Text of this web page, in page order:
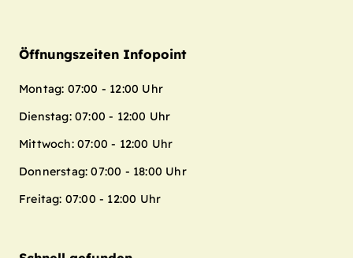
Öffnungszeiten Infopoint
Montag: 07:00 - 12:00 Uhr
Dienstag: 07:00 - 12:00 Uhr
Mittwoch: 07:00 - 12:00 Uhr
Donnerstag: 07:00 - 18:00 Uhr
Freitag: 07:00 - 12:00 Uhr